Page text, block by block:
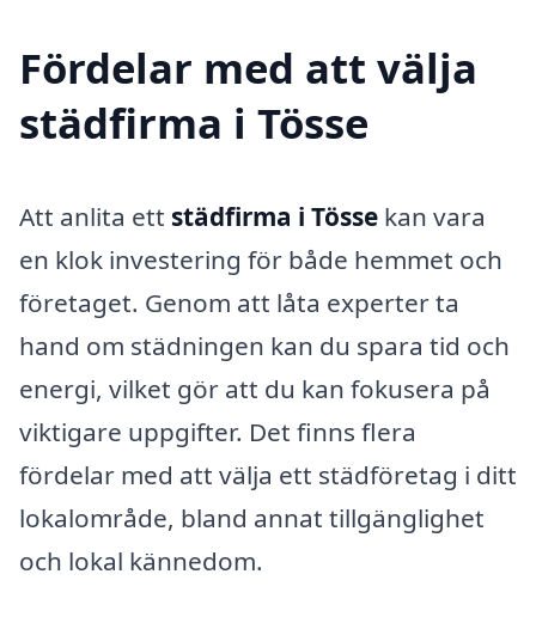
Fördelar med att välja
städfirma i Tösse
Att anlita ett städfirma i Tösse kan vara
en klok investering för både hemmet och
företaget. Genom att låta experter ta
hand om städningen kan du spara tid och
energi, vilket gör att du kan fokusera på
viktigare uppgifter. Det finns flera
fördelar med att välja ett städföretag i ditt
lokalområde, bland annat tillgänglighet
och lokal kännedom.